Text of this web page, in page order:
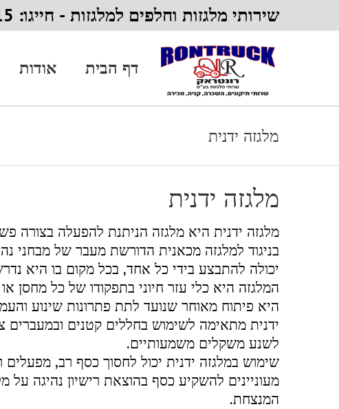
to
שירותי מלגזות וחלפים למלגזות - חייגו: 0722-657-515
דף הבית אודות
מלגזה ידנית
מלגזה ידנית
מלגזה ידנית היא מלגזה הניתנת להפעלה
בניגוד למלגזה מכאנית הדורשת מעבר של מבחני
יכולה להתבצע בידי כל אחד, בכל מקום בו היא
המלגזה היא כלי עזר חיוני בתפקודו של כל מחסן
היא פיתוח מאוחר שנועד לתת פתרונות שינוע
ידנית מתאימה לשימוש בחללים קטנים ובמעברים
לשנע משקלים משמעותיים.
שימוש במלגזה ידנית יכול לחסוך כסף רב,
מעוניינים להשקיע כסף בהוצאת רישיון נהיגה על
המנצחת.